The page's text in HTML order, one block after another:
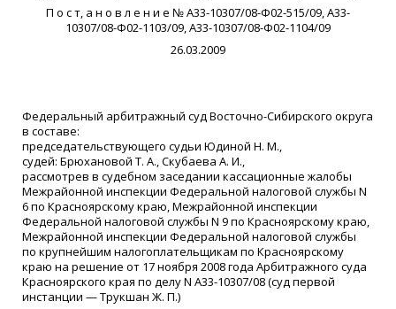
П о с т, а н о в л е н и е № А33-10307/08-Ф02-515/09, А33-
10307/08-Ф02-1103/09, А33-10307/08-Ф02-1104/09
26.03.2009
Федеральный арбитражный суд Восточно-Сибирского округа
в составе:
председательствующего судьи Юдиной Н. М.,
судей: Брюхановой Т. А., Скубаева А. И.,
рассмотрев в судебном заседании кассационные жалобы
Межрайонной инспекции Федеральной налоговой службы N
6 по Красноярскому краю, Межрайонной инспекции
Федеральной налоговой службы N 9 по Красноярскому краю,
Межрайонной инспекции Федеральной налоговой службы
по крупнейшим налогоплательщикам по Красноярскому
краю на решение от 17 ноября 2008 года Арбитражного суда
Красноярского края по делу N А33-10307/08(суд первой
инстанции — Трукшан Ж. П.)